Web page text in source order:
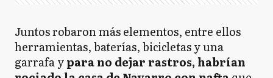
Juntos robaron más elementos, entre ellos
herramientas, baterías, bicicletas y una
garrafa ypara no dejar rastros, habrían